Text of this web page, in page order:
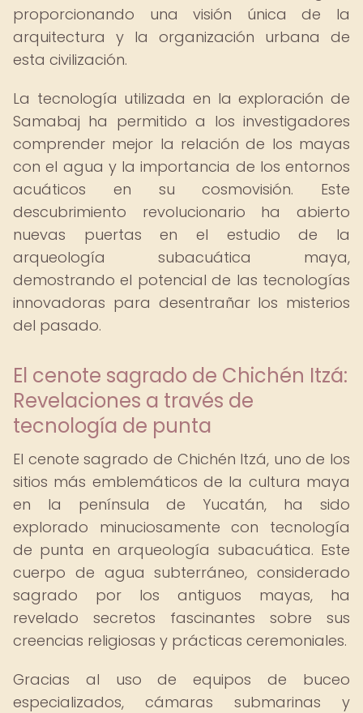
proporcionando una visión única de la
arquitectura y la organización urbana de
esta civilización.
La tecnología utilizada en la exploración de
Samabaj ha permitido a los investigadores
comprender mejor la relación de los mayas
con el agua y la importancia de los entornos
acuáticos en su cosmovisión. Este
descubrimiento revolucionario ha abierto
nuevas puertas en el estudio de la
arqueología subacuática maya,
demostrando el potencial de las tecnologías
innovadoras para desentrañar los misterios
del pasado.
El cenote sagrado de Chichén Itzá:
Revelaciones a través de
tecnología de punta
El cenote sagrado de Chichén Itzá, uno de los
sitios más emblemáticos de la cultura maya
en la península de Yucatán, ha sido
explorado minuciosamente con tecnología
de punta en arqueología subacuática. Este
cuerpo de agua subterráneo, considerado
sagrado por los antiguos mayas, ha
revelado secretos fascinantes sobre sus
creencias religiosas y prácticas ceremoniales.
Gracias al uso de equipos de buceo
especializados, cámaras submarinas y